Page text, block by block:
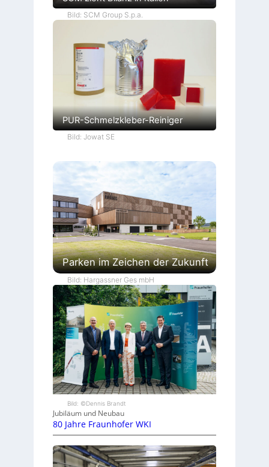
Bild: SCM Group S.p.a.
PUR-Schmelzkleber-Reiniger
Bild: Jowat SE
Parken im Zeichen der Zukunft
Bild: Hargassner Ges mbH
Bild: ©Dennis Brandt
Jubiläum und Neubau
80 Jahre Fraunhofer WKI